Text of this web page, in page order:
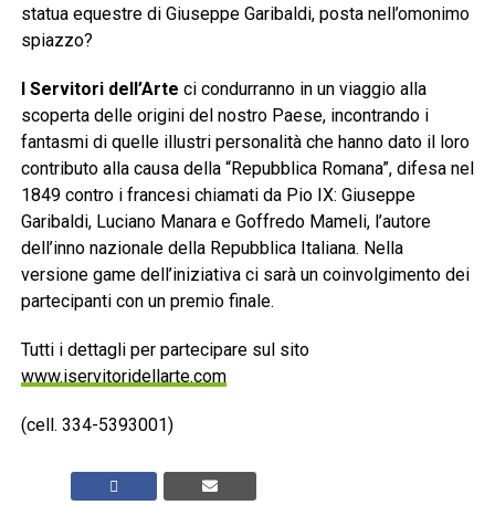
statua equestre di Giuseppe Garibaldi, posta nell’omonimo
spiazzo?
I Servitori dell’Arte ci condurranno in un viaggio alla
scoperta delle origini del nostro Paese, incontrando i
fantasmi di quelle illustri personalità che hanno dato il loro
contributo alla causa della “Repubblica Romana”, difesa nel
1849 contro i francesi chiamati da Pio IX: Giuseppe
Garibaldi, Luciano Manara e Goffredo Mameli, l’autore
dell’inno nazionale della Repubblica Italiana. Nella
versione game dell’iniziativa ci sarà un coinvolgimento dei
partecipanti con un premio finale.
Tutti i dettagli per partecipare sul sito
www.iservitoridellarte.com
(cell. 334-5393001)